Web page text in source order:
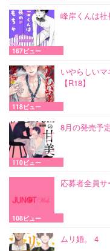
峰岸くんは
167ビュー
いやらしい
【R18】
118ビュー
8月の発売予
110ビュー
応募者全員
108ビュー
ムリ婚。 4